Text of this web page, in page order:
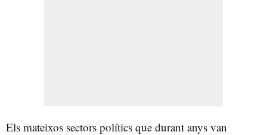
Els mateixos sectors polítics que durant anys van